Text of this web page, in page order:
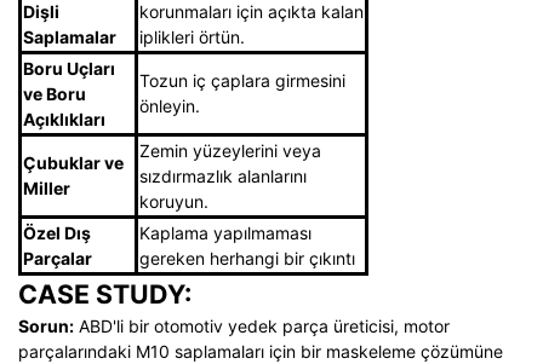
Dişli
Saplamalar
korunmaları için açıkta kalan
iplikleri örtün.
Boru Uçları
ve Boru
Açıklıkları
Tozun iç çaplara girmesini
önleyin.
Çubuklar ve
Miller
Zemin yüzeylerini veya
sızdırmazlık alanlarını
koruyun.
Özel Dış
Parçalar
Kaplama yapılmaması
gereken herhangi bir çıkıntı
CASE STUDY:
Sorun: ABD'li bir otomotiv yedek parça üreticisi, motor
parçalarındaki M10 saplamaları için bir maskeleme çözümüne